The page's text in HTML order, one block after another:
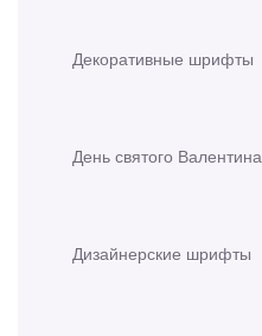
Декоративные шрифты
День святого Валентина
Дизайнерские шрифты